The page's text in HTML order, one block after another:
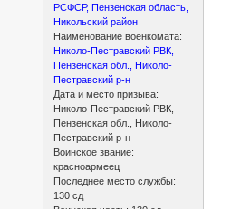
РСФСР, Пензенская область,
Никольский район
Наименование военкомата:
Николо-Пестравский РВК,
Пензенская обл., Николо-
Пестравский р-н
Дата и место призыва:
Николо-Пестравский РВК,
Пензенская обл., Николо-
Пестравский р-н
Воинское звание:
красноармеец
Последнее место службы:
130 сд